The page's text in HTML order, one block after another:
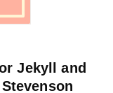
Jekyll and